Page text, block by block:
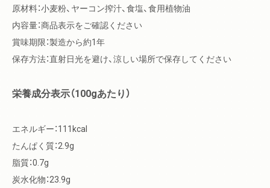
原材料：小麦粉、ヤーコン搾汁、食塩、食用植物油
内容量：商品表示をご確認ください
賞味期限：製造から約1年
保存方法：直射日光を避け、涼しい場所で保存してください
栄養成分表示（100gあたり）
エネルギー：111kcal
たんぱく質：2.9g
脂質：0.7g
炭水化物：23.9g